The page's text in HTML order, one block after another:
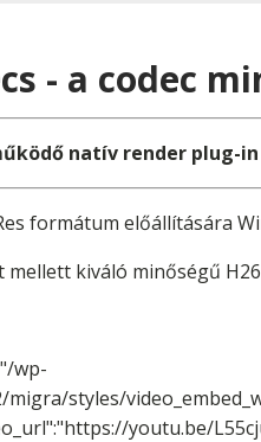
- a codec
natív render plug-
formátum előállítására
kiváló minőségű
wp-
styles/
youtu.be/